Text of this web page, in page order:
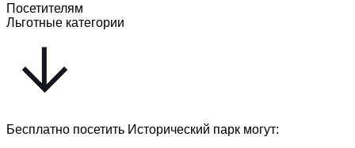
Посетителям
Льготные категории
Бесплатно посетить Исторический парк могут: